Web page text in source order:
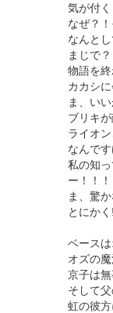
気が付
なぜ？
なんと
まじで？
物語を
カカシ
ま、い
ブリキ
ライオ
なんで
私の知
ー！！！
ま、驚
とにか
ベース
オズの
京子は
そして
虹の彼